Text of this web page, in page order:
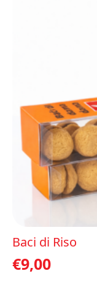
Baci di Riso
€9,00